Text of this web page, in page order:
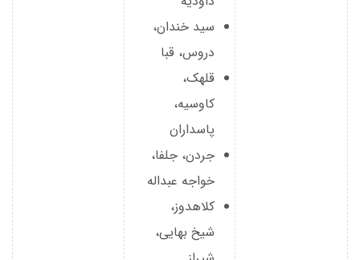
سید خندان،
دروس، قبا
قلهک،
کاوسیه،
پاسداران
جردن، جلفا،
خواجه عبداله
کلاهدوز،
شیخ بهایی،